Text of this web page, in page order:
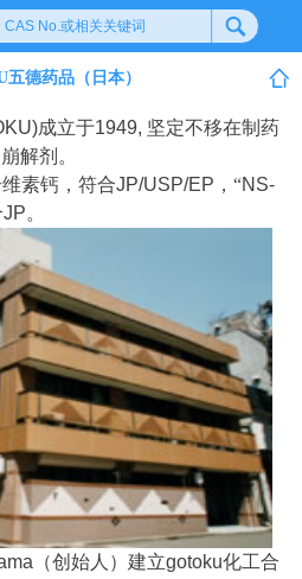
德药品（日本）
成立于1949, 坚定不移在制药
解剂。
素钙，符合JP/USP/EP ，“NS-
JP。
（创始人）建立gotoku化工合